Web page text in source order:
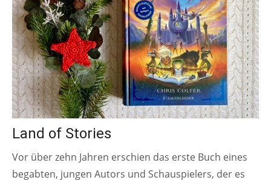
Land of Stories
Vor über zehn Jahren erschien das erste Buch eines
begabten, jungen Autors und Schauspielers, der es